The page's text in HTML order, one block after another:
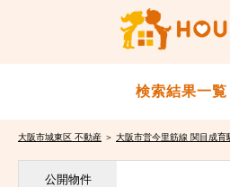
検索結果一覧
大阪市城東区 不動産 ＞ 大阪市営今里筋線 関目成育
公開物件